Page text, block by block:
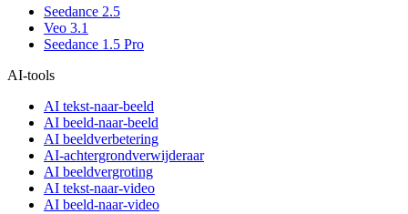
Seedance 2.5
Veo 3.1
Seedance 1.5 Pro
AI-tools
AI tekst-naar-beeld
AI beeld-naar-beeld
AI beeldverbetering
AI-achtergrondverwijderaar
AI beeldvergroting
AI tekst-naar-video
AI beeld-naar-video